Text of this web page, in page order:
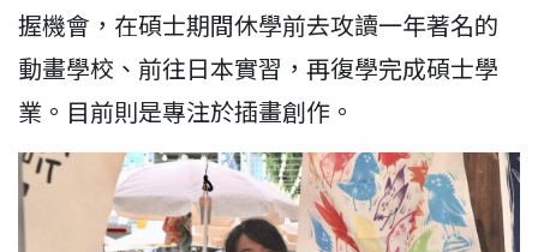
握機會，在碩士期間休學前去攻讀一年著名的
動畫學校、前往日本實習，再復學完成碩士學
業。目前則是專注於插畫創作。